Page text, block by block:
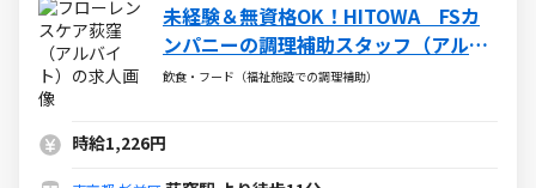
未経験＆無資格OK！HITOWA FSカ
ンパニーの調理補助スタッフ（アルバ
イト・パート）求人
飲食・フード（福祉施設での調理補助）
時給1,226円